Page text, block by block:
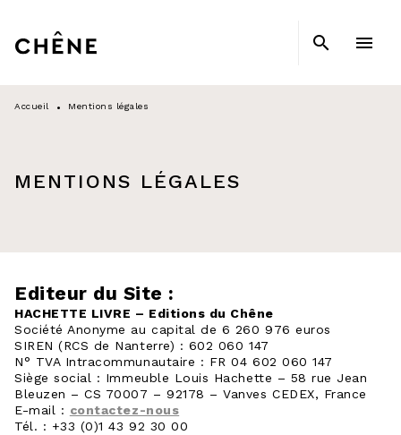
MENU
search menu
Accueil • Mentions légales
MENTIONS LÉGALES
Editeur du Site :
HACHETTE LIVRE – Editions du Chêne
Société Anonyme au capital de 6 260 976 euros
SIREN (RCS de Nanterre) : 602 060 147
N° TVA Intracommunautaire : FR 04 602 060 147
Siège social : Immeuble Louis Hachette – 58 rue Jean
Bleuzen – CS 70007 – 92178 – Vanves CEDEX, France
E-mail : contactez-nous
Tél. : +33 (0)1 43 92 30 00